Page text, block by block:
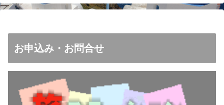
お申込み・お問合せ